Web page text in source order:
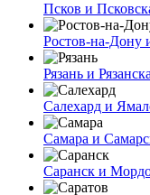
Псков и
Ростов-на-Дону
Рязань и
Салехард и
Самара и
Саранск и